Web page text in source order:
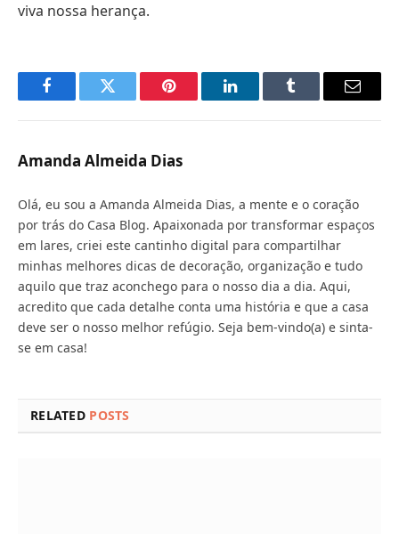
viva nossa herança.
FacebookTwitter Pinterest LinkedInTumblr Email
Amanda Almeida Dias
Olá, eu sou a Amanda Almeida Dias, a mente e o coração
por trás do Casa Blog. Apaixonada por transformar espaços
em lares, criei este cantinho digital para compartilhar
minhas melhores dicas de decoração, organização e tudo
aquilo que traz aconchego para o nosso dia a dia. Aqui,
acredito que cada detalhe conta uma história e que a casa
deve ser o nosso melhor refúgio. Seja bem-vindo(a) e sinta-
se em casa!
RELATED POSTS